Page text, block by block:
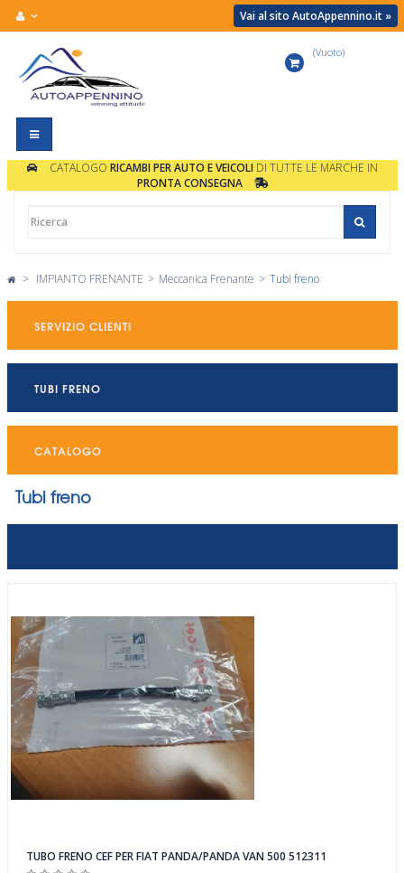
Vai al sito AutoAppennino.it »
Navigazione
Toggle
(Vuoto)
CATALOGO RICAMBI PER AUTO E VEICOLIDI TUTTE LE MARCHE IN
PRONTA CONSEGNA
> IMPIANTO FRENANTE > Meccanica Frenante > Tubi freno
SERVIZIO CLIENTI
TUBI FRENO
CATALOGO
Tubi freno
TUBO FRENO CEF PER FIAT PANDA/PANDA VAN 500 512311